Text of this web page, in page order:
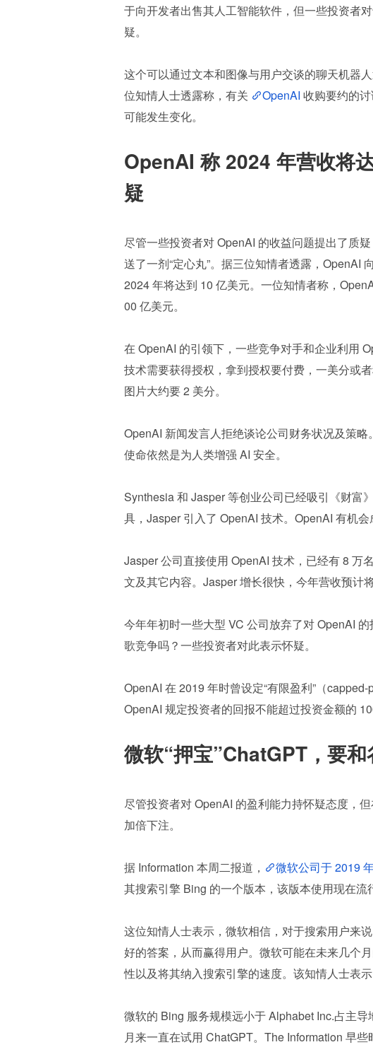
于向开发者出售其人工智能软件，但一些投资者
疑。
这个可以通过文本和图像与用户交谈的聊天机器
位知情人士透露称，有关
OpenAI 收购要约的
可能发生变化。
OpenAI 称 2024 年营收将
疑
尽管一些投资者对 OpenAI 的收益问题提出了质
送了一剂“定心丸”。据三位知情者透露，OpenAI
2024 年将达到 10 亿美元。一位知情者称，
00 亿美元。
在 OpenAI 的引领下，一些竞争对手和企业利用
技术需要获得授权，拿到授权要付费，一美分或
图片大约要 2 美分。
OpenAI 新闻发言人拒绝谈论公司财务状况及策
使命依然是为人类增强 AI 安全。
Synthesia 和 Jasper 等创业公司已经吸引《财富
具，Jasper 引入了 OpenAI 技术。OpenAI 有机
Jasper 公司直接使用 OpenAI 技术，已经有 8 万
文及其它内容。Jasper 增长很快，今年营收预计
今年年初时一些大型 VC 公司放弃了对 OpenAI
歌竞争吗？一些投资者对此表示怀疑。
OpenAI 在 2019 年时曾设定“有限盈利”（
OpenAI 规定投资者的回报不能超过投资金额的
微软“押宝”ChatGPT，要和
尽管投资者对 OpenAI 的盈利能力持怀疑态度，
加倍下注。
据 Information 本周二报道， 微软公司于 2019
其搜索引擎 Bing 的一个版本，该版本使用现在流
这位知情人士表示，微软相信，对于搜索用户来
好的答案，从而赢得用户。微软可能在未来几个
性以及将其纳入搜索引擎的速度。该知情人士表
微软的 Bing 服务规模远小于 Alphabet Inc.占主
月来一直在试用 ChatGPT。The Information 早些